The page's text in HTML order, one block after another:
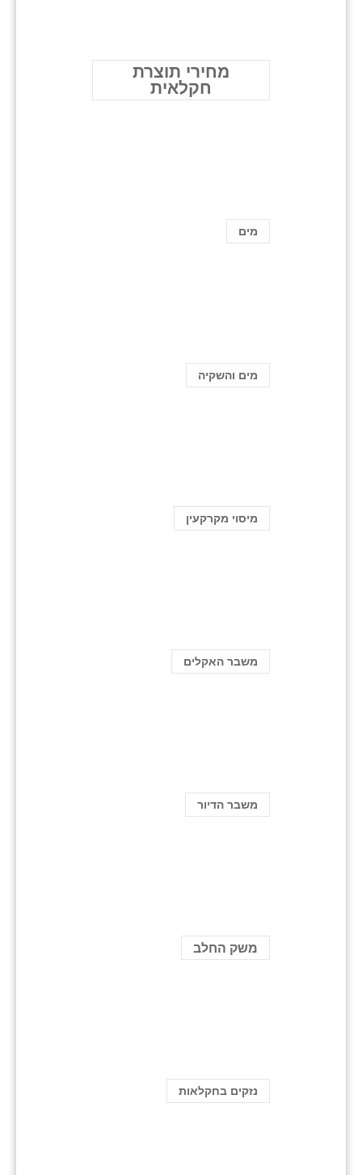
מחירי תוצרת
חקלאית
מים
מים והשקיה
מיסוי מקרקעין
משבר האקלים
משבר הדיור
משק החלב
נזקים בחקלאות